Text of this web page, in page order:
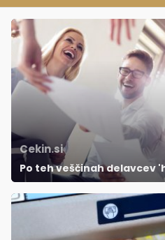
Cekin.si
Po teh veščinah delavcev